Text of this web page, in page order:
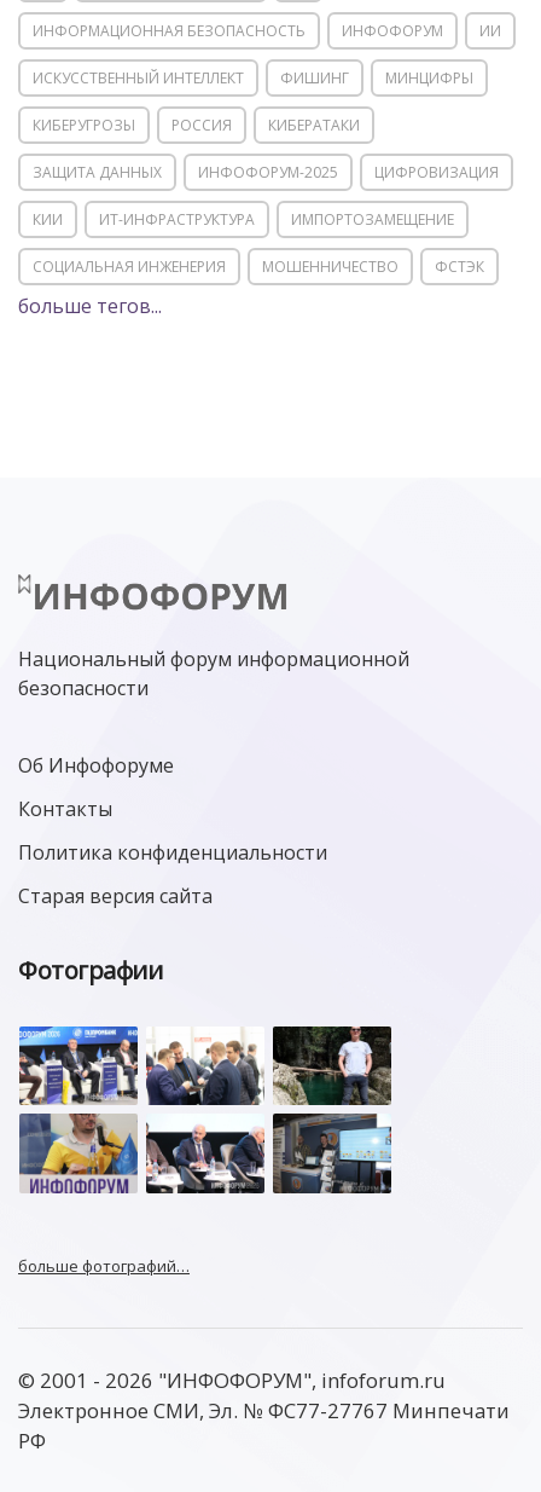
ИНФОРМАЦИОННАЯ БЕЗОПАСНОСТЬ ИНФОФОРУМ ИИ
ИСКУССТВЕННЫЙ ИНТЕЛЛЕКТ ФИШИНГ МИНЦИФРЫ
КИБЕРУГРОЗЫ РОССИЯ КИБЕРАТАКИ
ЗАЩИТА ДАННЫХ ИНФОФОРУМ-2025 ЦИФРОВИЗАЦИЯ
КИИ ИТ-ИНФРАСТРУКТУРА ИМПОРТОЗАМЕЩЕНИЕ
СОЦИАЛЬНАЯ ИНЖЕНЕРИЯ МОШЕННИЧЕСТВО ФСТЭК
POSITIVE TECHNOLOGIES
МИНЦИФРЫ РОССИИ NGFW
больше тегов...
Национальный форум информационной
безопасности
Об Инфофоруме
Контакты
Политика конфиденциальности
Старая версия сайта
Фотографии
больше фотографий…
© 2001 - 2026 "ИНФОФОРУМ", infoforum.ru
Электронное СМИ, Эл. № ФС77-27767 Минпечати
РФ